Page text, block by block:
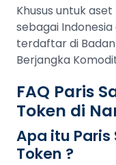
Khusus untuk
sebagai
terdaftar di
Berjangka
FAQ Paris
Token di
Apa itu
Token ?